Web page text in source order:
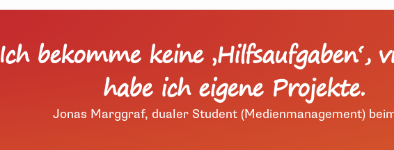
Ich bekomme keine ‚Hilfsaufgaben‘,
habe ich eigene Projekte.
Jonas Marggraf, dualer Student (Medienmanagement)